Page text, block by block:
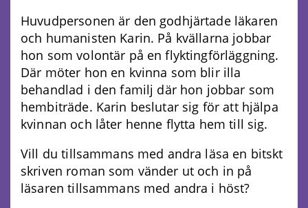
Huvudpersonen är den godhjärtade läkaren
och humanisten Karin. På kvällarna jobbar
hon som volontär på en flyktingförläggning.
Där möter hon en kvinna som blir illa
behandlad i den familj där hon jobbar som
hembiträde. Karin beslutar sig för att hjälpa
kvinnan och låter henne flytta hem till sig.
Vill du tillsammans med andra läsa en bitskt
skriven roman som vänder ut och in på
läsaren tillsammans med andra i höst?